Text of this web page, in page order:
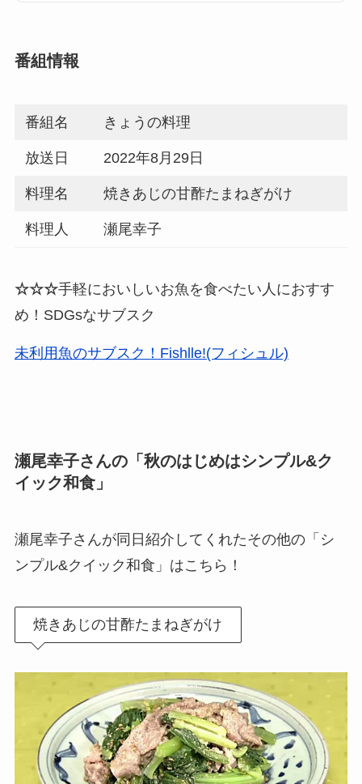
番組情報
番組名 きょうの料理
放送日 2022年8月29日
料理名 焼きあじの甘酢たまねぎがけ
料理人 瀬尾幸子
☆☆☆手軽においしいお魚を食べたい人におすす
め！SDGsなサブスク
未利用魚のサブスク！Fishlle!(フィシュル)
瀬尾幸子さんの「秋のはじめはシンプル&ク
イック和食」
瀬尾幸子さんが同日紹介してくれたその他の「シ
ンプル&クイック和食」はこちら！
焼きあじの甘酢たまねぎがけ